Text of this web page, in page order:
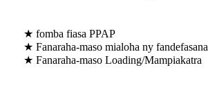
★ fomba fiasa PPAP
★ Fanaraha-maso mialoha ny fandefasana
★ Fanaraha-maso Loading/Mampiakatra